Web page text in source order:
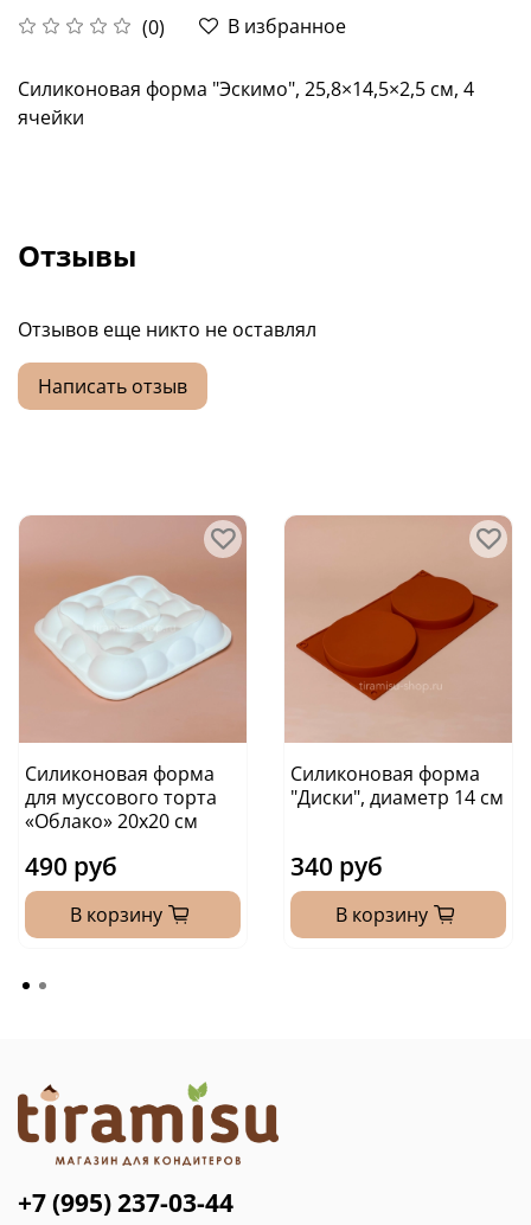
(0) В избранное
Силиконовая форма "Эскимо", 25,8×14,5×2,5 см, 4
ячейки
Отзывы
Отзывов еще никто не оставлял
Написать отзыв
Силиконовая форма
для муссового торта
«Облако» 20х20 см
490 руб
В корзину
Силиконовая форма
"Диски", диаметр 14 см
340 руб
В корзину
+7 (995) 237-03-44